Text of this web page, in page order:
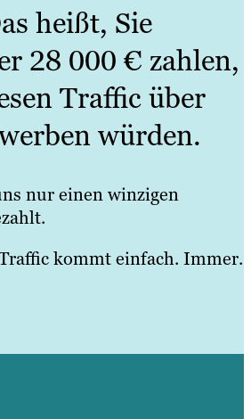
heißt, Sie
28 000 € zahlen,
Traffic über
würden.
nur einen winzigen
kommt einfach. Immer.